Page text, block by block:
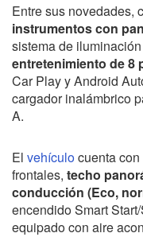
Entre sus novedades,
instrumentos con
sistema de
entretenimiento de 8
Car Play y Android
cargador inalámbrico
A.
El vehículocuenta
frontales, techo
conducción (Eco,
encendido Smart
equipado con aire